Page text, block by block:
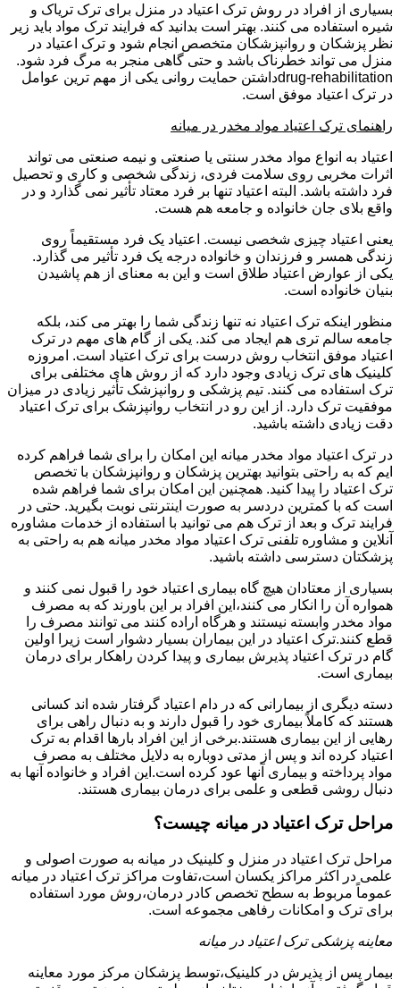
بسیاری از افراد در روش ترک اعتیاد در منزل برای ترک تریاک و
شیره استفاده می کنند. بهتر است بدانید که فرایند ترک مواد باید زیر
نظر پزشکان و روانپزشکان متخصص انجام شود و ترک اعتیاد در
منزل می تواند خطرناک باشد و حتی گاهی منجر به مرگ فرد شود.
drug-rehabilitationداشتن حمایت روانی یکی از مهم ترین عوامل
در ترک اعتیاد موفق است.
راهنمای ترک اعتیاد مواد مخدر در میانه
اعتیاد به انواع مواد مخدر سنتی یا صنعتی و نیمه صنعتی می تواند
اثرات مخربی روی سلامت فردی، زندگی شخصی و کاری و تحصیل
فرد داشته باشد. البته اعتیاد تنها بر فرد معتاد تأثیر نمی گذارد و در
واقع بلای جان خانواده و جامعه هم هست.
یعنی اعتیاد چیزی شخصی نیست. اعتیاد یک فرد مستقیماً روی
زندگی همسر و فرزندان و خانواده درجه یک فرد تأثیر می گذارد.
یکی از عوارض اعتیاد طلاق است و این به معنای از هم پاشیدن
بنیان خانواده است.
منظور اینکه ترک اعتیاد نه تنها زندگی شما را بهتر می کند، بلکه
جامعه سالم تری هم ایجاد می کند. یکی از گام های مهم در ترک
اعتیاد موفق انتخاب روش درست برای ترک اعتیاد است. امروزه
کلینیک های ترک زیادی وجود دارد که از روش های مختلفی برای
ترک استفاده می کنند. تیم پزشکی و روانپزشک تأثیر زیادی در میزان
موفقیت ترک دارد. از این رو در انتخاب روانپزشک برای ترک اعتیاد
دقت زیادی داشته باشید.
در ترک اعتیاد مواد مخدر میانه این امکان را برای شما فراهم کرده
ایم که به راحتی بتوانید بهترین پزشکان و روانپزشکان با تخصص
ترک اعتیاد را پیدا کنید. همچنین این امکان برای شما فراهم شده
است که با کمترین دردسر به صورت اینترنتی نوبت بگیرید. حتی در
فرایند ترک و بعد از ترک هم می توانید با استفاده از خدمات مشاوره
آنلاین و مشاوره تلفنی ترک اعتیاد مواد مخدر میانه هم به راحتی به
پزشکتان دسترسی داشته باشید.
بسیاری از معتادان هیچ گاه بیماری اعتیاد خود را قبول نمی کنند و
همواره آن را انکار می کنند،این افراد بر این باورند که به مصرف
مواد مخدر وابسته نیستند و هرگاه اراده کنند می توانند مصرف را
قطع کنند.ترک اعتیاد در این بیماران بسیار دشوار است زیرا اولین
گام در ترک اعتیاد پذیرش بیماری و پیدا کردن راهکار برای درمان
بیماری است.
دسته دیگری از بیمارانی که در دام اعتیاد گرفتار شده اند کسانی
هستند که کاملاً بیماری خود را قبول دارند و به دنبال راهی برای
رهایی از این بیماری هستند.برخی از این افراد بارها اقدام به ترک
اعتیاد کرده اند و پس از مدتی دوباره به دلایل مختلف به مصرف
مواد پرداخته و بیماری آنها عود کرده است.این افراد و خانواده آنها به
دنبال روشی قطعی و علمی برای درمان بیماری هستند.
مراحل ترک اعتیاد در میانه چیست؟
مراحل ترک اعتیاد در منزل و کلینیک در میانه به صورت اصولی و
علمی در اکثر مراکز یکسان است،تفاوت مراکز ترک اعتیاد در میانه
عموماً مربوط به سطح تخصص کادر درمان،روش مورد استفاده
برای ترک و امکانات رفاهی مجموعه است.
معاینه پزشکی ترک اعتیاد در میانه
بیمار پس از پذیرش در کلینیک،توسط پزشکان مرکز مورد معاینه